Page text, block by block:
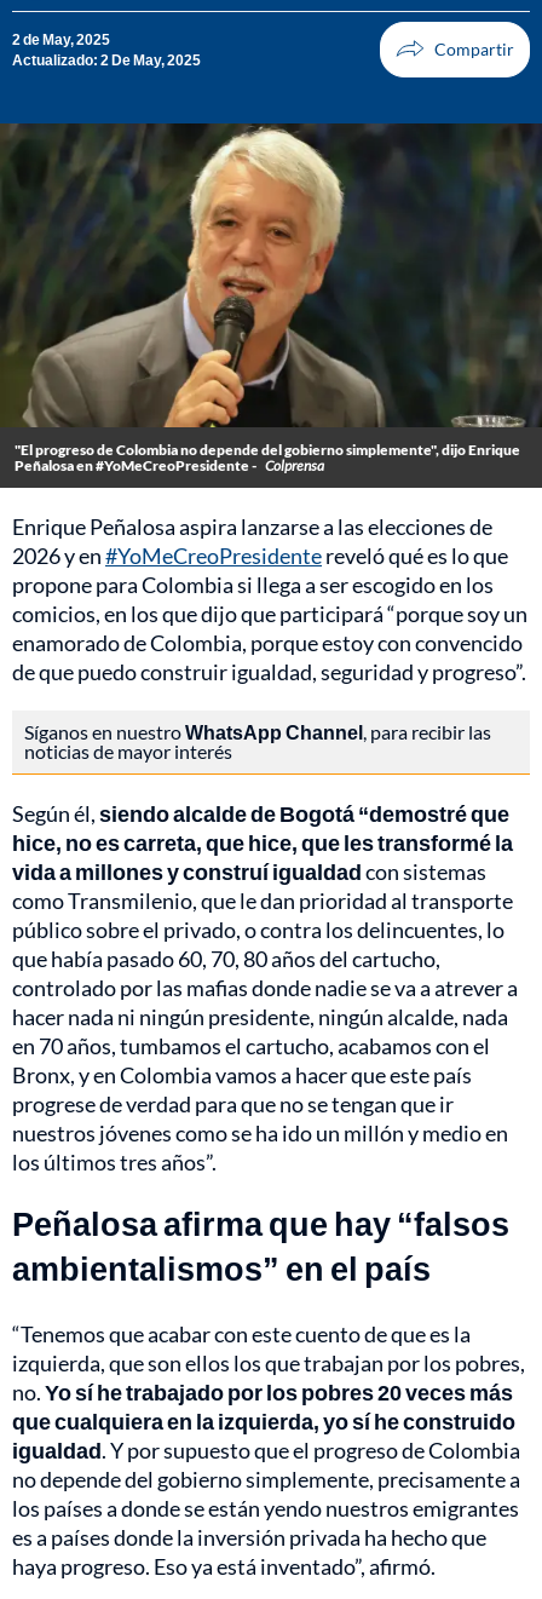
2 de May, 2025
Actualizado: 2 De May, 2025
"El progreso de Colombia no depende del gobierno simplemente", dijo Enrique
Peñalosa en #YoMeCreoPresidente - Colprensa
Enrique Peñalosa aspira lanzarse a las elecciones de
2026 y en#YoMeCreoPresidentereveló qué es lo que
propone para Colombia si llega a ser escogido en los
comicios, en los que dijo que participará “porque soy un
enamorado de Colombia, porque estoy con convencido
de que puedo construir igualdad, seguridad y progreso”.
Síganos en nuestroWhatsApp Channel, para recibir las
noticias de mayor interés
Según él,siendo alcalde de Bogotá “demostré que
hice, no es carreta, que hice, que les transformé la
vida a millones y construí igualdadcon sistemas
como Transmilenio, que le dan prioridad al transporte
público sobre el privado, o contra los delincuentes, lo
que había pasado 60, 70, 80 años del cartucho,
controlado por las mafias donde nadie se va a atrever a
hacer nada ni ningún presidente, ningún alcalde, nada
en 70 años, tumbamos el cartucho, acabamos con el
Bronx, y en Colombia vamos a hacer que este país
progrese de verdad para que no se tengan que ir
nuestros jóvenes como se ha ido un millón y medio en
los últimos tres años”.
Peñalosa afirma que hay “falsos
ambientalismos” en el país
“Tenemos que acabar con este cuento de que es la
izquierda, que son ellos los que trabajan por los pobres,
no.Yo sí he trabajado por los pobres 20 veces más
que cualquiera en la izquierda, yo sí he construido
igualdad. Y por supuesto que el progreso de Colombia
no depende del gobierno simplemente, precisamente a
los países a donde se están yendo nuestros emigrantes
es a países donde la inversión privada ha hecho que
haya progreso. Eso ya está inventado”, afirmó.